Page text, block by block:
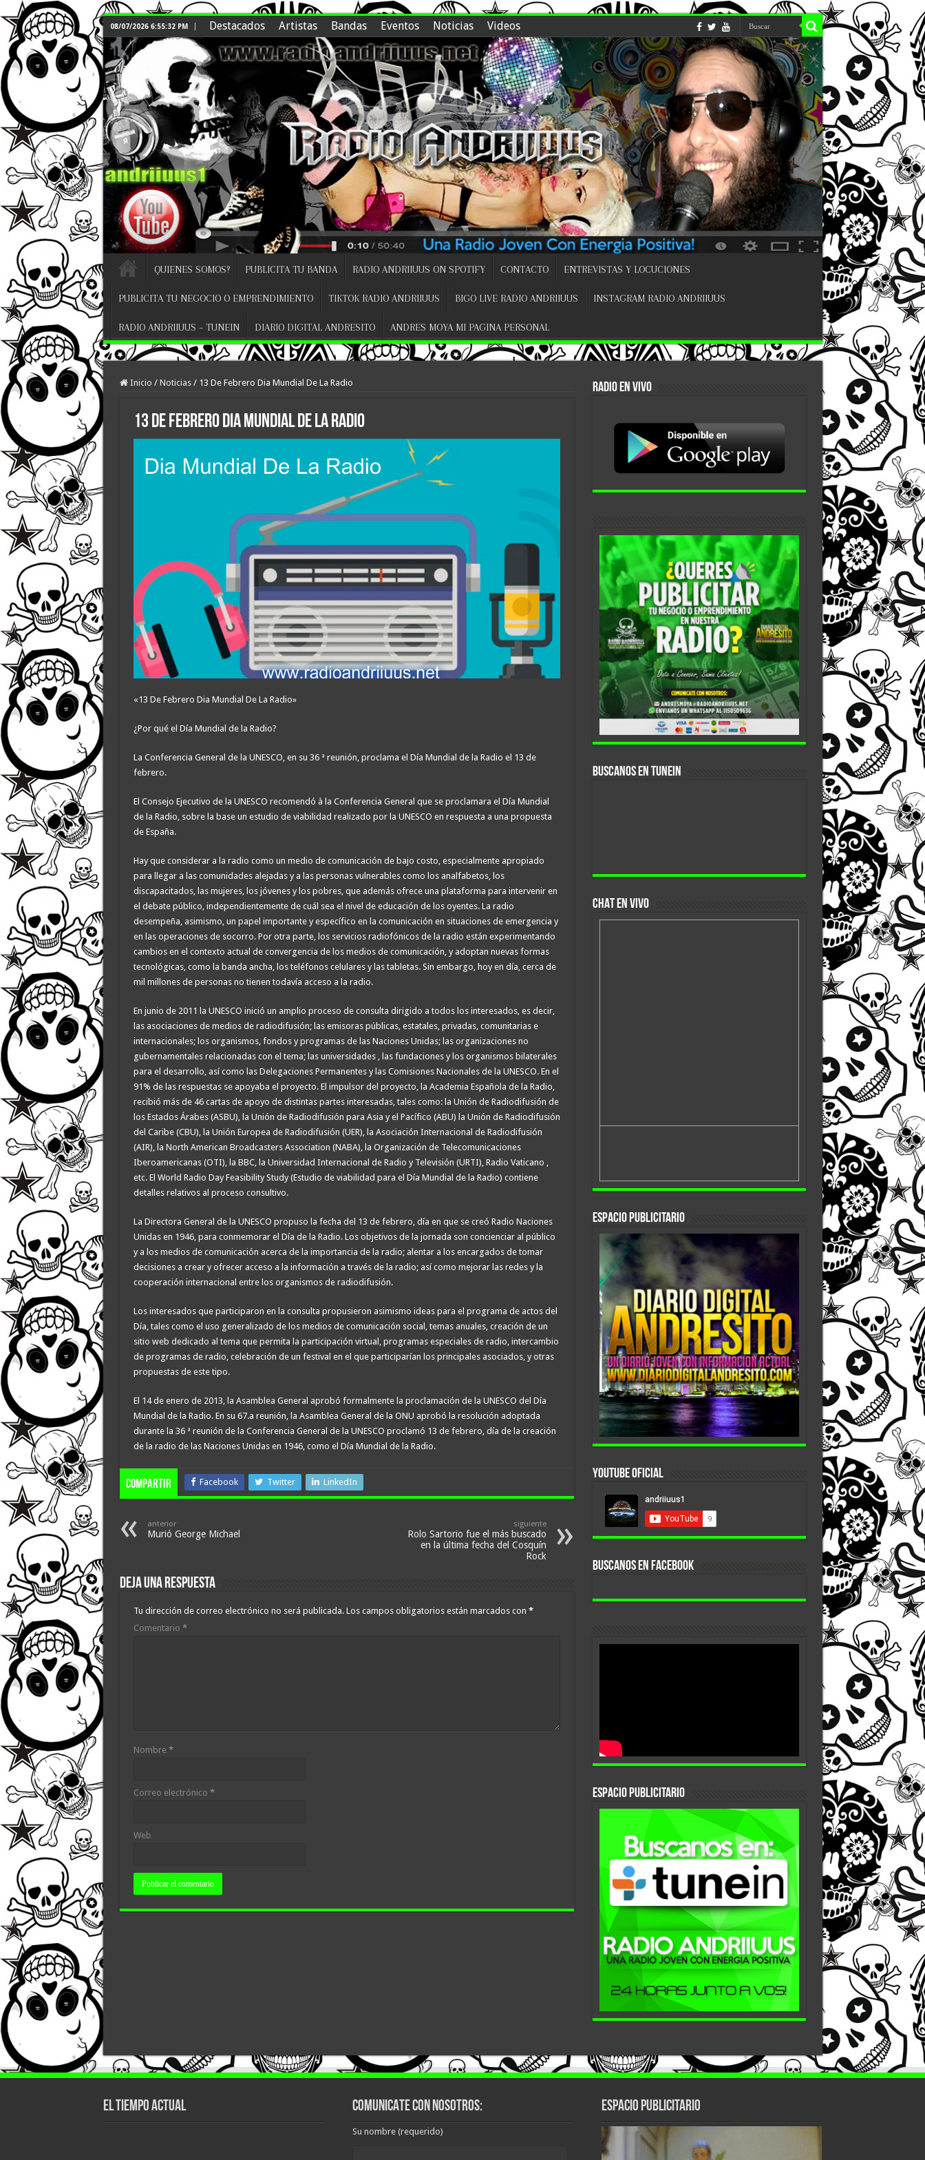
08/07/2026 6:55:32 PM Destacados Artistas Bandas Eventos Noticias Videos
QUIENES SOMOS? PUBLICITA TU BANDA RADIO ANDRIIUUS ON SPOTIFY CONTACTO ENTREVISTAS Y LOCUCIONES
PUBLICITA TU NEGOCIO O EMPRENDIMIENTO TIKTOK RADIO ANDRIIUUS BIGO LIVE RADIO ANDRIIUUS INSTAGRAM RADIO ANDRIIUUS
RADIO ANDRIIUUS – TUNEIN DIARIO DIGITAL ANDRESITO ANDRES MOYA MI PAGINA PERSONAL
Inicio / Noticias / 13 De Febrero Dia Mundial De La Radio
13 De Febrero Dia Mundial De La Radio
«13 De Febrero Dia Mundial De La Radio»
¿Por qué el Día Mundial de la Radio?
La Conferencia General de la UNESCO, en su 36 ª reunión, proclama el Día Mundial de la Radio el 13 de
febrero.
El Consejo Ejecutivo de la UNESCO recomendó à la Conferencia General que se proclamara el Día Mundial
de la Radio, sobre la base un estudio de viabilidad realizado por la UNESCO en respuesta a una propuesta
de España.
Hay que considerar a la radio como un medio de comunicación de bajo costo, especialmente apropiado
para llegar a las comunidades alejadas y a las personas vulnerables como los analfabetos, los
discapacitados, las mujeres, los jóvenes y los pobres, que además ofrece una plataforma para intervenir en
el debate público, independientemente de cuál sea el nivel de educación de los oyentes. La radio
desempeña, asimismo, un papel importante y específico en la comunicación en situaciones de emergencia y
en las operaciones de socorro. Por otra parte, los servicios radiofónicos de la radio están experimentando
cambios en el contexto actual de convergencia de los medios de comunicación, y adoptan nuevas formas
tecnológicas, como la banda ancha, los teléfonos celulares y las tabletas. Sin embargo, hoy en día, cerca de
mil millones de personas no tienen todavía acceso a la radio.
En junio de 2011 la UNESCO inició un amplio proceso de consulta dirigido a todos los interesados, es decir,
las asociaciones de medios de radiodifusión; las emisoras públicas, estatales, privadas, comunitarias e
internacionales; los organismos, fondos y programas de las Naciones Unidas; las organizaciones no
gubernamentales relacionadas con el tema; las universidades , las fundaciones y los organismos bilaterales
para el desarrollo, así como las Delegaciones Permanentes y las Comisiones Nacionales de la UNESCO. En el
91% de las respuestas se apoyaba el proyecto. El impulsor del proyecto, la Academia Española de la Radio,
recibió más de 46 cartas de apoyo de distintas partes interesadas, tales como: la Unión de Radiodifusión de
los Estados Árabes (ASBU), la Unión de Radiodifusión para Asia y el Pacífico (ABU) la Unión de Radiodifusión
del Caribe (CBU), la Unión Europea de Radiodifusión (UER), la Asociación Internacional de Radiodifusión
(AIR), la North American Broadcasters Association (NABA), la Organización de Telecomunicaciones
Iberoamericanas (OTI), la BBC, la Universidad Internacional de Radio y Televisión (URTI), Radio Vaticano ,
etc. El World Radio Day Feasibility Study (Estudio de viabilidad para el Día Mundial de la Radio) contiene
detalles relativos al proceso consultivo.
La Directora General de la UNESCO propuso la fecha del 13 de febrero, día en que se creó Radio Naciones
Unidas en 1946, para conmemorar el Día de la Radio. Los objetivos de la jornada son concienciar al público
y a los medios de comunicación acerca de la importancia de la radio; alentar a los encargados de tomar
decisiones a crear y ofrecer acceso a la información a través de la radio; así como mejorar las redes y la
cooperación internacional entre los organismos de radiodifusión.
Los interesados que participaron en la consulta propusieron asimismo ideas para el programa de actos del
Día, tales como el uso generalizado de los medios de comunicación social, temas anuales, creación de un
sitio web dedicado al tema que permita la participación virtual, programas especiales de radio, intercambio
de programas de radio, celebración de un festival en el que participarían los principales asociados, y otras
propuestas de este tipo.
El 14 de enero de 2013, la Asamblea General aprobó formalmente la proclamación de la UNESCO del Día
Mundial de la Radio. En su 67.a reunión, la Asamblea General de la ONU aprobó la resolución adoptada
durante la 36 ª reunión de la Conferencia General de la UNESCO proclamó 13 de febrero, día de la creación
de la radio de las Naciones Unidas en 1946, como el Día Mundial de la Radio.
compartir Facebook Twitter LinkedIn
anterior
Murió George Michael
siguiente
Rolo Sartorio fue el más buscado
en la última fecha del Cosquín
Rock
Deja una respuesta
Tu dirección de correo electrónico no será publicada. Los campos obligatorios están marcados con *
Comentario *
Nombre *
Correo electrónico *
Web
RADIO EN VIVO
Buscanos En Tunein
CHAT EN VIVO
Espacio Publicitario
YouTube Oficial
BUSCANOS EN FACEBOOK
ESPACIO PUBLICITARIO
El tiempo actual COMUNICATE CON NOSOTROS:
Su nombre (requerido)
ESPACIO PUBLICITARIO